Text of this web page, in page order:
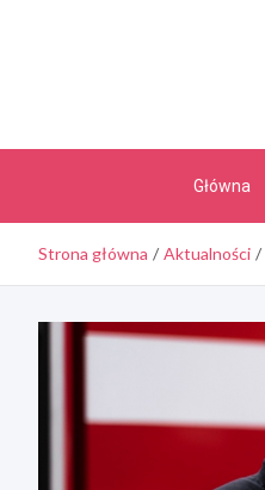
Główna
Strona główna Aktualności